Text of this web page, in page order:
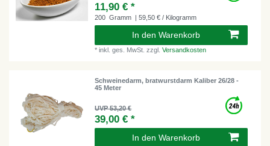
11,90 € *
200 Gramm | 59,50 € / Kilogramm
In den Warenkorb
*inkl. ges. MwSt. zzgl.Versandkosten
Schweinedarm, bratwurstdarm Kaliber 26/28 -
45 Meter
UVP 53,20 €
39,00 € *
In den Warenkorb